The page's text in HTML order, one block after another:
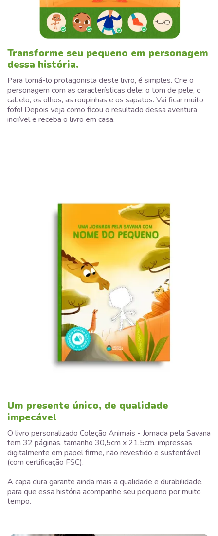
Transforme seu pequeno em personagem
dessa história.
Para torná-lo protagonista deste livro, é simples. Crie o
personagem com as características dele: o tom de pele, o
cabelo, os olhos, as roupinhas e os sapatos. Vai ficar muito
fofo! Depois veja como ficou o resultado dessa aventura
incrível e receba o livro em casa.
Um presente único, de qualidade
impecável
O livro personalizado Coleção Animais - Jornada pela Savana
tem 32 páginas, tamanho 30,5cm x 21,5cm, impressas
digitalmente em papel firme, não revestido e sustentável
(com certificação FSC).
A capa dura garante ainda mais a qualidade e durabilidade,
para que essa história acompanhe seu pequeno por muito
tempo.